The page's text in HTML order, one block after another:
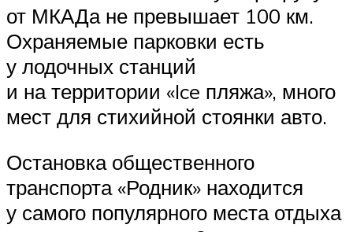
от МКАДа не превышает 100 км.
Охраняемые парковки есть
у лодочных станций
и на территории «Ice пляжа», много
мест для стихийной стоянки авто.
Остановка общественного
транспорта «Родник» находится
у самого популярного места отдыха